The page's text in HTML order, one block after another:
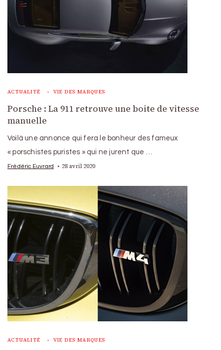
ACTUALITÉ VIE DES MARQUES
Porsche : La 911 retrouve une boite de vitesse
manuelle
Voilà une annonce qui fera le bonheur des fameux
« porschistes puristes » qui ne jurent que …
Frédéric Euvrard 28 avril 2020
ACTUALITÉ VIE DES MARQUES